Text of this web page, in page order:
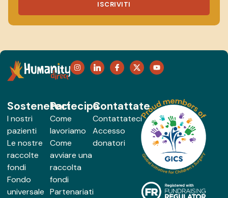
ISCRIVITI
Sosteneteci
I nostri
pazienti
Le nostre
raccolte
fondi
Fondo
universale
Partecipa
Come
lavoriamo
Come
avviare una
raccolta
fondi
Partenariati
Contattate
Contattateci
Accesso
donatori